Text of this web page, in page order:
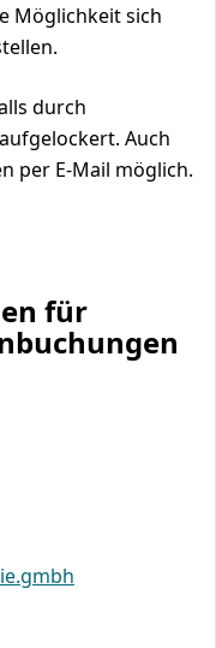
Möglichkeit sich
durch
Auch
per E-Mail möglich.
für